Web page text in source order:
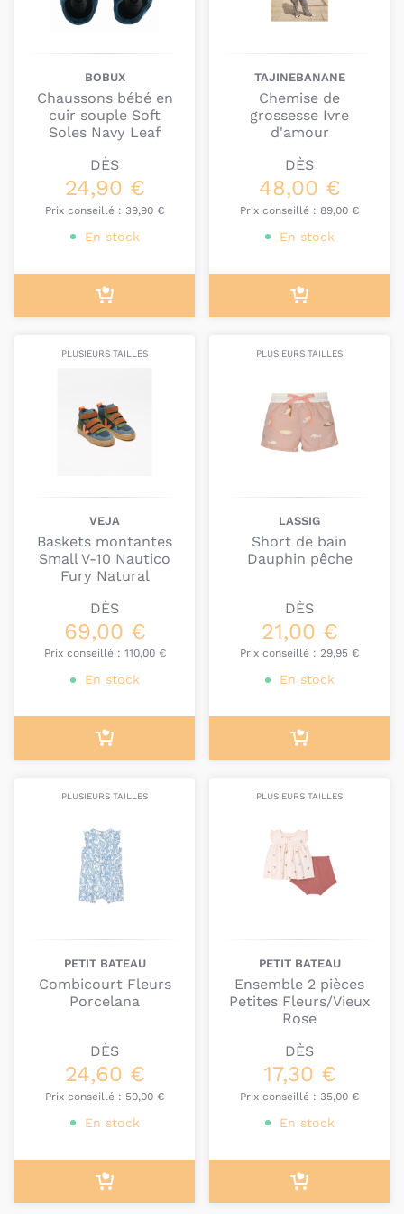
petit que vous voulez gâter.
BOBUX
Chaussons bébé en
cuir souple Soft
Soles Navy Leaf
DÈS
24,90 €
Prix conseillé : 39,90 €
En stock
TAJINEBANANE
Chemise de
grossesse Ivre
d'amour
DÈS
48,00 €
Prix conseillé : 89,00 €
En stock
PLUSIEURS TAILLES
VEJA
Baskets montantes
Small V-10 Nautico
Fury Natural
DÈS
69,00 €
Prix conseillé : 110,00 €
En stock
PLUSIEURS TAILLES
LASSIG
Short de bain
Dauphin pêche
DÈS
21,00 €
Prix conseillé : 29,95 €
En stock
PLUSIEURS TAILLES
PETIT BATEAU
Combicourt Fleurs
Porcelana
DÈS
24,60 €
Prix conseillé : 50,00 €
En stock
PLUSIEURS TAILLES
PETIT BATEAU
Ensemble 2 pièces
Petites Fleurs/Vieux
Rose
DÈS
17,30 €
Prix conseillé : 35,00 €
En stock